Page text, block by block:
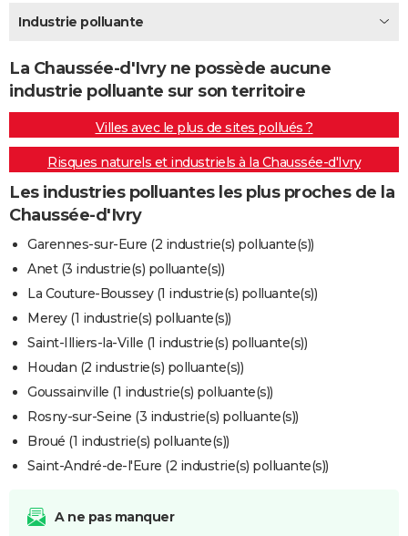
Destinations
City break
Voyage nature
Voyage de noces
Forum
Climat
+PHOTO
GUIDES D'ACHAT
BONS PLANS
CARTE DE VOEUX
Carte de Noël
Carte Bonne année
Carte Saint-Valentin
Carte Pâques
Carte d'anniversaire
DICTIONNAIRE
Dictionnaire
Biographies
Citations
Expressions
Proverbes
PROGRAMME TV
COPAINS D'AVANT
S'inscrire
Se connecter
Lycées
Collèges
Primaires
Universités
Entreprises
Service militaire
Avis de recherche
AVIS DE DÉCÈS
FORUM
Bricolage
Lifestyle
Culture
Sport
Auto
Television
Voyage
Cinema
Industrie polluante
La Chaussée-d'Ivry ne possède aucune
industrie polluante sur son territoire
Villes avec le plus de sites pollués ?
Risques naturels et industriels à la Chaussée-d'Ivry
Les industries polluantes les plus proches de la
Chaussée-d'Ivry
Garennes-sur-Eure (2 industrie(s) polluante(s))
Anet (3 industrie(s) polluante(s))
La Couture-Boussey (1 industrie(s) polluante(s))
Merey (1 industrie(s) polluante(s))
Saint-Illiers-la-Ville (1 industrie(s) polluante(s))
Houdan (2 industrie(s) polluante(s))
Goussainville (1 industrie(s) polluante(s))
Rosny-sur-Seine (3 industrie(s) polluante(s))
Broué (1 industrie(s) polluante(s))
Saint-André-de-l'Eure (2 industrie(s) polluante(s))
A ne pas manquer